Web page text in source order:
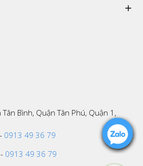
Bình, Quận Tân Phú, Quận 1,
- 0913 49 36 79
- 0913 49 36 79